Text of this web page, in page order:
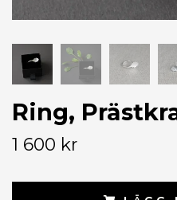
Ring,
1 600 kr